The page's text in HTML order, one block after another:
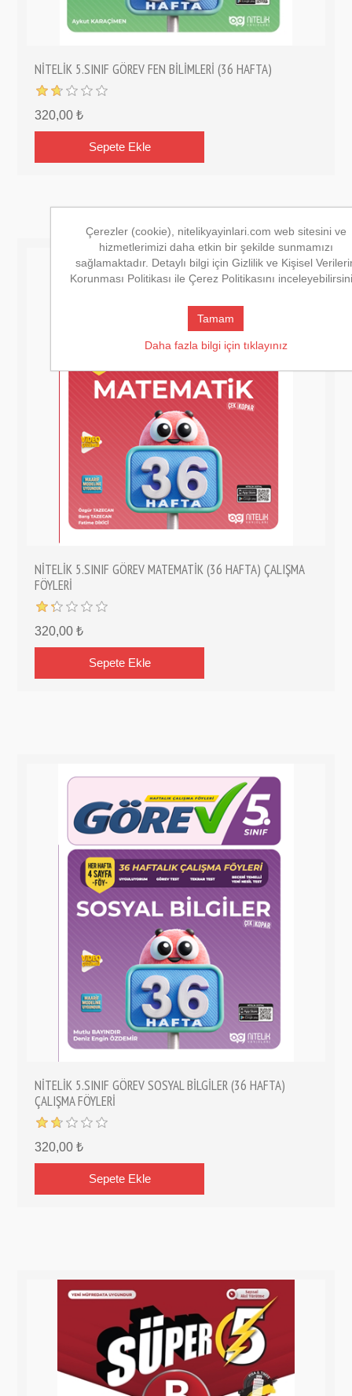
NİTELİK 5.SINIF GÖREV FEN BİLİMLERİ (36 HAFTA)
320,00 ₺
NİTELİK 5.SINIF GÖREV MATEMATİK (36 HAFTA) ÇALIŞMA
FÖYLERİ
320,00 ₺
NİTELİK 5.SINIF GÖREV SOSYAL BİLGİLER (36 HAFTA)
ÇALIŞMA FÖYLERİ
320,00 ₺
Çerezler (cookie), nitelikyayinlari.com web sitesini ve
hizmetlerimizi daha etkin bir şekilde sunmamızı
sağlamaktadır. Detaylı bilgi için Gizlilik ve Kişisel
Korunması Politikası ile Çerez Politikasını
Tamam
Daha fazla bilgi için tıklayınız